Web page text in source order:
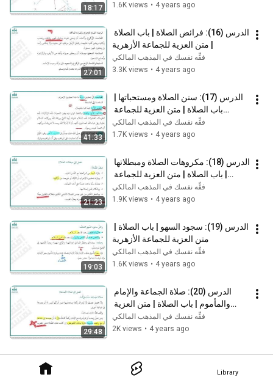
Library
18:17
1.6K views • 4 years ago
27:01
| متن العزية للجماعة الأزهرية
فقِّه نفسك في المذهب المالكي
3.3K views • 4 years ago
41:33
الأزهرية
فقِّه نفسك في المذهب المالكي
1.7K views • 4 years ago
21:23
الأزهرية
فقِّه نفسك في المذهب المالكي
1.9K views • 4 years ago
19:03
متن العزية للجماعة الأزهرية
فقِّه نفسك في المذهب المالكي
1.6K views • 4 years ago
29:48
للجماعة الأزهرية
فقِّه نفسك في المذهب المالكي
2K views • 4 years ago